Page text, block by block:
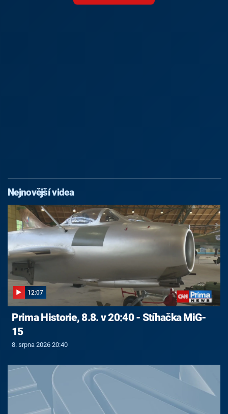
Nejnovější videa
12:07
Prima Historie, 8.8. v 20:40 - Stíhačka MiG-
15
8. srpna 2026 20:40